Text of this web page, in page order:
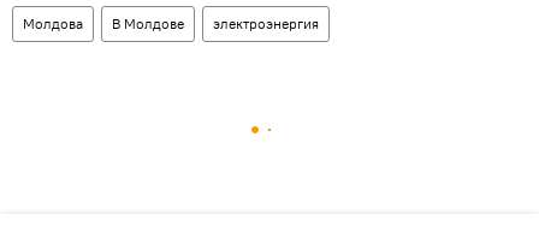
Молдова В Молдове электроэнергия